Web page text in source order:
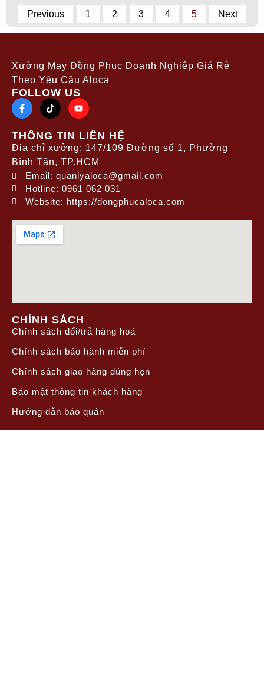
Previous
1 2 3 4 5 Next
Xưởng May Đồng Phục Doanh Nghiệp Giá Rẻ
Theo Yêu Cầu Aloca
FOLLOW US
THÔNG TIN LIÊN HỆ
Địa chỉ xưởng: 147/109 Đường số 1, Phường
Bình Tân, TP.HCM
Email: quanlyaloca@gmail.com
Hotline: 0961 062 031
Website: https://dongphucaloca.com
CHÍNH SÁCH
Chính sách đổi/trả hàng hoá
Chính sách bảo hành miễn phí
Chính sách giao hàng đúng hẹn
Bảo mật thông tin khách hàng
Hướng dẫn bảo quản